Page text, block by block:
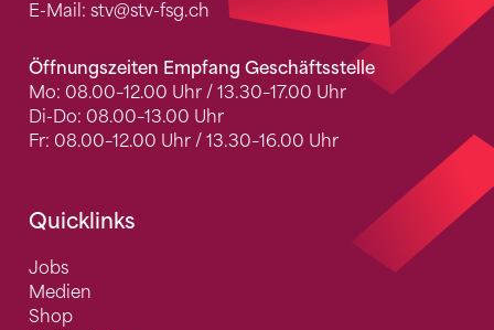
E-Mail: stv@stv-fsg.ch
Öffnungszeiten Empfang Geschäftsstelle
Mo: 08.00–12.00 Uhr / 13.30–17.00 Uhr
Di-Do: 08.00–13.00 Uhr
Fr: 08.00–12.00 Uhr / 13.30–16.00 Uhr
Quicklinks
Jobs
Medien
Shop